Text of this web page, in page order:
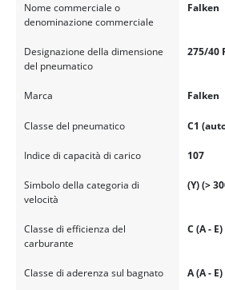
Nome commerciale o
denominazione commerciale
Falken
Designazione della dimensione
del pneumatico
275/40
Marca Falken
Classe del pneumatico C1
Indice di capacità di carico 107
Simbolo della categoria di
velocità
(Y) (>
Classe di efficienza del
carburante
C (A - E)
Classe di aderenza sul bagnato A (A - E)